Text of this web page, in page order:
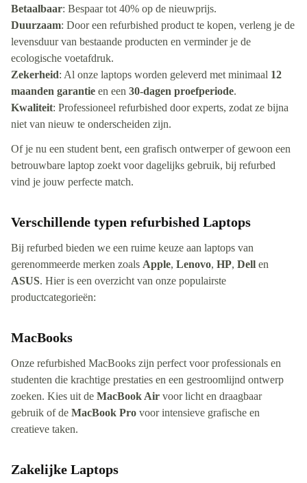
Betaalbaar: Bespaar tot 40% op de nieuwprijs.
Duurzaam: Door een refurbished product te kopen, verleng je de
levensduur van bestaande producten en verminder je de
ecologische voetafdruk.
Zekerheid: Al onze laptops worden geleverd met minimaal 12
maanden garantie en een 30-dagen proefperiode.
Kwaliteit: Professioneel refurbished door experts, zodat ze bijna
niet van nieuw te onderscheiden zijn.
Of je nu een student bent, een grafisch ontwerper of gewoon een
betrouwbare laptop zoekt voor dagelijks gebruik, bij refurbed
vind je jouw perfecte match.
Verschillende typen refurbished Laptops
Bij refurbed bieden we een ruime keuze aan laptops van
gerenommeerde merken zoals Apple, Lenovo, HP, Dell en
ASUS. Hier is een overzicht van onze populairste
productcategorieën:
MacBooks
Onze refurbished MacBooks zijn perfect voor professionals en
studenten die krachtige prestaties en een gestroomlijnd ontwerp
zoeken. Kies uit de MacBook Air voor licht en draagbaar
gebruik of de MacBook Pro voor intensieve grafische en
creatieve taken.
Zakelijke Laptops